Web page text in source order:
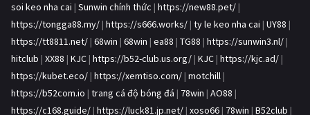
soi keo nha cai | Sunwin chính thức | https://new88.pet/ |
https://tongga88.my/ | https://s666.works/ | ty le keo nha cai | UY88 |
https://tt8811.net/ | 68win | 68win | ea88 | TG88 | https://sunwin3.nl/ |
hitclub | XX88 | KJC | https://b52-club.us.org/ | KJC | https://kjc.ad/ |
https://kubet.eco/ | https://xemtiso.com/ | motchill |
https://b52com.io | trang cá độ bóng đá | 78win | AO88 |
https://c168.guide/ | https://luck81.jp.net/ | xoso66 | 78win | B52club |